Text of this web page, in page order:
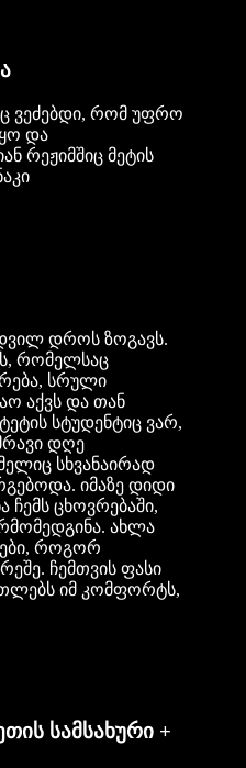
ვეძებდი, რომ უფრო
და
რეჟიმშიც მეტის
დროს ზოგავს.
რომელსაც
სრული
აქვს და თან
სტუდენტიც ვარ,
დღე
სხვანაირად
იმაზე დიდი
ჩემს ცხოვრებაში,
ახლა
როგორ
ჩემთვის ფასი
იმ კომფორტს,
სამსახური +